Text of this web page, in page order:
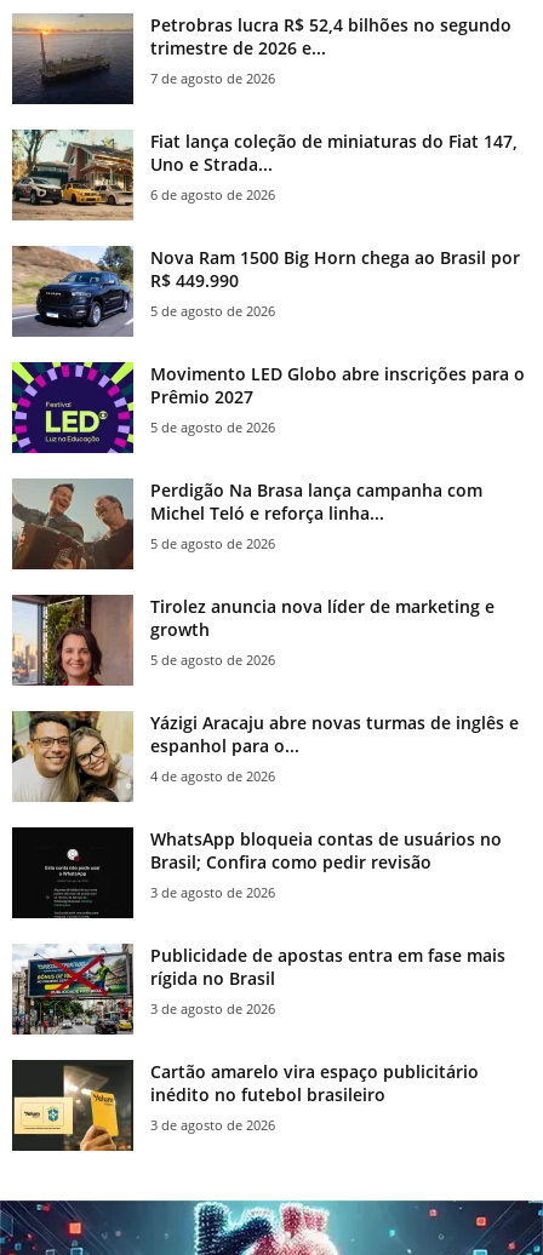
Petrobras lucra R$ 52,4 bilhões no segundo
trimestre de 2026 e...
7 de agosto de 2026
Fiat lança coleção de miniaturas do Fiat 147,
Uno e Strada...
6 de agosto de 2026
Nova Ram 1500 Big Horn chega ao Brasil por
R$ 449.990
5 de agosto de 2026
Movimento LED Globo abre inscrições para o
Prêmio 2027
5 de agosto de 2026
Perdigão Na Brasa lança campanha com
Michel Teló e reforça linha...
5 de agosto de 2026
Tirolez anuncia nova líder de marketing e
growth
5 de agosto de 2026
Yázigi Aracaju abre novas turmas de inglês e
espanhol para o...
4 de agosto de 2026
WhatsApp bloqueia contas de usuários no
Brasil; Confira como pedir revisão
3 de agosto de 2026
Publicidade de apostas entra em fase mais
rígida no Brasil
3 de agosto de 2026
Cartão amarelo vira espaço publicitário
inédito no futebol brasileiro
3 de agosto de 2026